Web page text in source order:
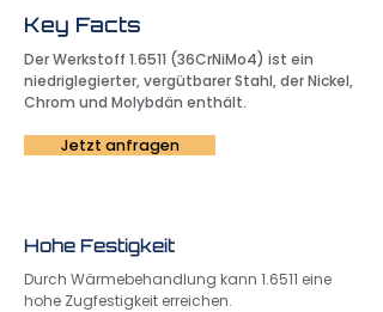
Key Facts
Der Werkstoff 1.6511 (36CrNiMo4) ist ein
niedriglegierter, vergütbarer Stahl, der Nickel,
Chrom und Molybdän enthält.
Jetzt anfragen
Hohe Festigkeit
Durch Wärmebehandlung kann 1.6511 eine
hohe Zugfestigkeit erreichen.